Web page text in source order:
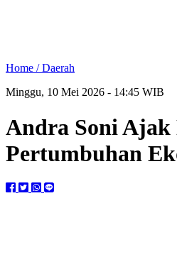
Home /Daerah
Minggu, 10 Mei 2026 - 14:45 WIB
Andra Soni Ajak
Pertumbuhan